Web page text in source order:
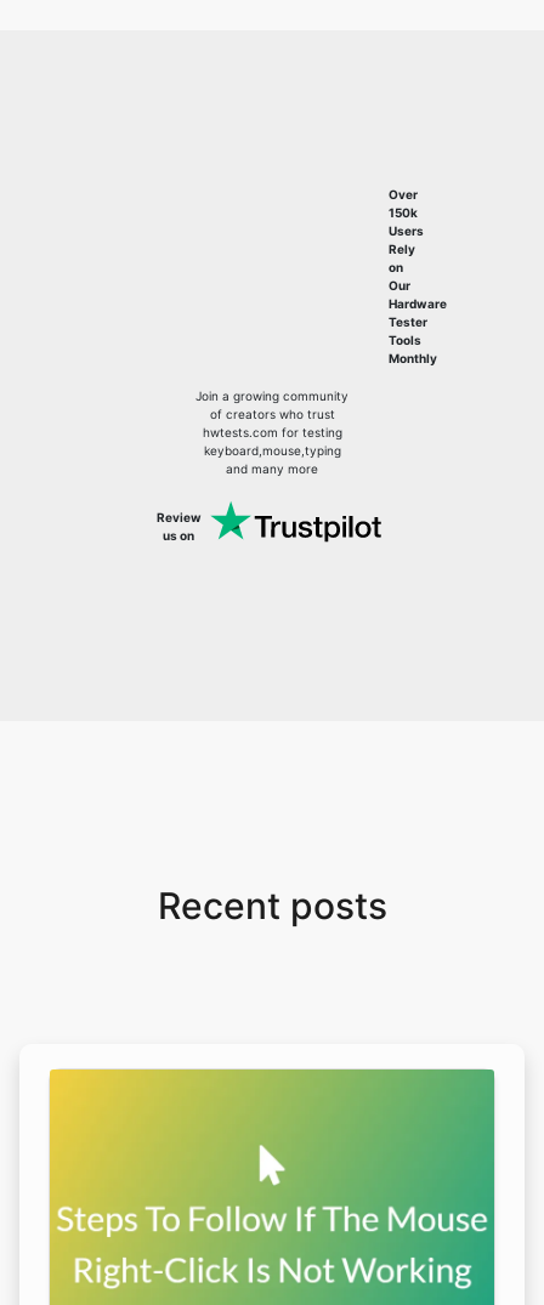
Over
150k
Users
Rely
on
Our
Hardware
Tester
Tools
Monthly
Join a growing community
of creators who trust
hwtests.com for testing
keyboard,mouse,typing
and many more
Review
us on
Recent posts